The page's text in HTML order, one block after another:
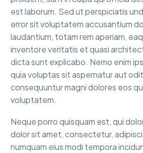
est laborum. Sed ut perspiciatis
error sit voluptatem accusantium
laudantium, totam rem aperiam,
inventore veritatis et quasi
dicta sunt explicabo. Nemo enim
quia voluptas sit aspernatur aut
consequuntur magni dolores eos
voluptatem.
Neque porro quisquam est, qui
dolor sit amet, consectetur,
numquam eius modi tempora